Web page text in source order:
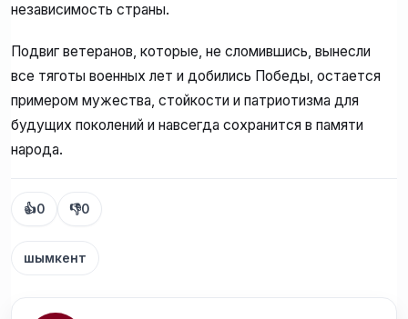
независимость страны.
Подвиг ветеранов, которые, не сломившись, вынесли
все тяготы военных лет и добились Победы, остается
примером мужества, стойкости и патриотизма для
будущих поколений и навсегда сохранится в памяти
народа.
👍0 👎0
шымкент